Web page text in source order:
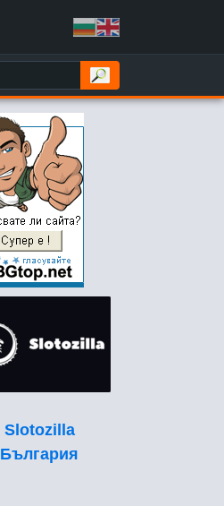
Slotozilla
България